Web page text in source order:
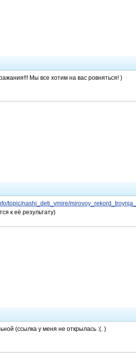
Мы все хотим на вас ровняться! )
topic/nashi_deti_vmire/
к её результату)
(ссылка у меня не открылась :(. )